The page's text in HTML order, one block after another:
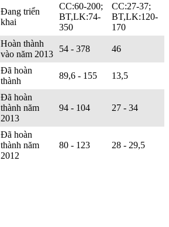
Đang triển
khai
CC:60-200;
BT,LK:74-
350
CC:27-37;
BT,LK:120-
170
Hoàn thành
vào năm 2013
54 - 378 46
Đã hoàn
thành
89,6 - 155 13,5
Đã hoàn
thành năm
2013
94 - 104 27 - 34
Đã hoàn
thành năm
2012
80 - 123 28 - 29,5